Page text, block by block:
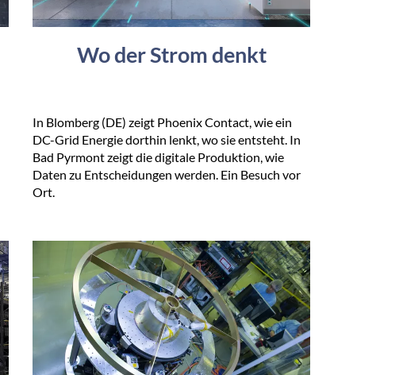
Wo der Strom denkt
In Blomberg (DE) zeigt Phoenix Contact, wie ein
DC-Grid Energie dorthin lenkt, wo sie entsteht. In
Bad Pyrmont zeigt die digitale Produktion, wie
Daten zu Entscheidungen werden. Ein Besuch vor
Ort.